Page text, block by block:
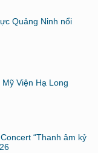
Quảng Ninh nổi
Viện Hạ Long
“Thanh âm kỷ